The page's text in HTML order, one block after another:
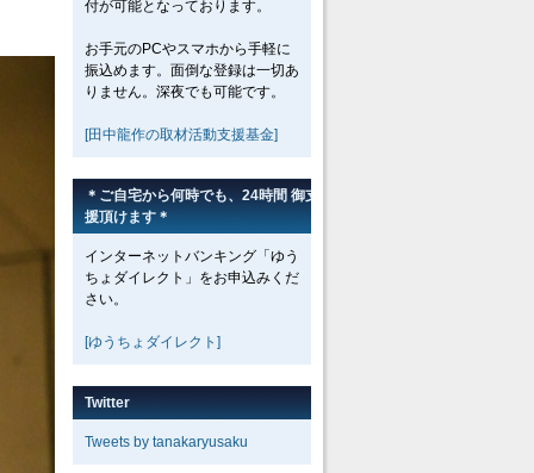
付が可能となっております。
お手元のPCやスマホから手軽に
振込めます。面倒な登録は一切あ
りません。深夜でも可能です。
[田中龍作の取材活動支援基金]
＊ご自宅から何時でも、24時間 御支
援頂けます＊
インターネットバンキング「ゆう
ちょダイレクト」をお申込みくだ
さい。
[ゆうちょダイレクト]
Twitter
Tweets by tanakaryusaku